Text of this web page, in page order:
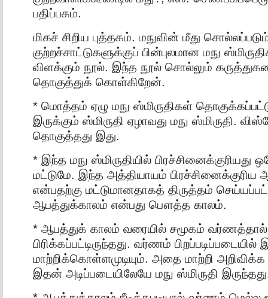
பதிப்பகம்.
மிகச் சிறிய புத்தகம். மநுவின் மீது
குற்றச்சாட்டுகளுக்குப் பின்புலமான மநு
விளக்கும் நூல். இந்த நூல் சொல்லும்
தொகுத்துக் கொள்கிறேன்.
* மொத்தம் ஏழு மநு ஸ்மிருதிகள்
இருக்கும் ஸ்மிருதி ஏழாவது மநு ஸ்மிருதி.
தொகுத்தது இது.
* இந்த மநு ஸ்மிருதியில் பிரச்சினைக்குரியது
மட்டுமே. இந்த அத்தியாயம் பிரச்சினைக்குரிய
என்பதற்கு மட்டுமானதாகத் திருத்தம்
ஆபத்துக்காலம் என்பது பௌத்த காலம்.
* ஆபத்துக் காலம் வரையில் சமூகம் வர்ணத்தால்
பிரிக்கப்பட்டிருந்தது. வர்ணம்
மாற்றிக்கொள்ளமுடியும். அதை மாற்றி
இதன் அடிப்படையிலேயே மநு ஸ்மிருதி